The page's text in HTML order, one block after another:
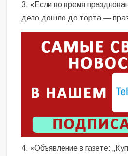
3. «Если во время
дело дошло до торта —
4. «Объявление в газете: